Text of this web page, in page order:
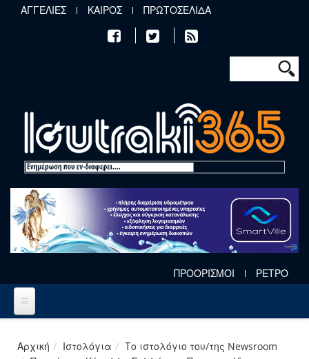
Παράκαμψη προς το κυρίως περιεχόμενο
ΑΓΓΕΛΙΕΣ ΚΑΙΡΟΣ ΠΡΩΤΟΣΕΛΙΔΑ
Φόρμα
Αναζήτηση
ΠΡΟΟΡΙΣΜΟΙ ΡΕΤΡΟ
Αρχική Ιστολόγια
Το ιστολόγιο του/της Newsroom